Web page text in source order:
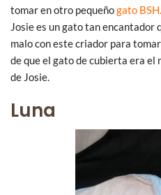
tomar en otro pequeñogato BSH.
Josie es un gato tan encantador
malo con este criador para
de que el gato de cubierta era el
de Josie.
Luna